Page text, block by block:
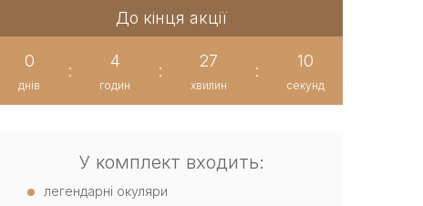
До кінця акції
0
днів
:
4
годин
:
27
хвилин
:
9
секунд
У комплект входить:
легендарні окуляри